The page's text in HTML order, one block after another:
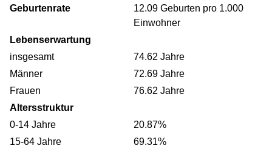
Geburtenrate
12.09 Geburten pro 1.000
Einwohner
Lebenserwartung
insgesamt
74.62 Jahre
Männer
72.69 Jahre
Frauen
76.62 Jahre
Altersstruktur
0-14 Jahre
20.87%
15-64 Jahre
69.31%